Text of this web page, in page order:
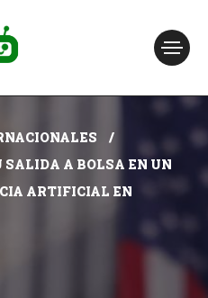
SALIDA A BOLSA EN UN
ARTIFICIAL EN